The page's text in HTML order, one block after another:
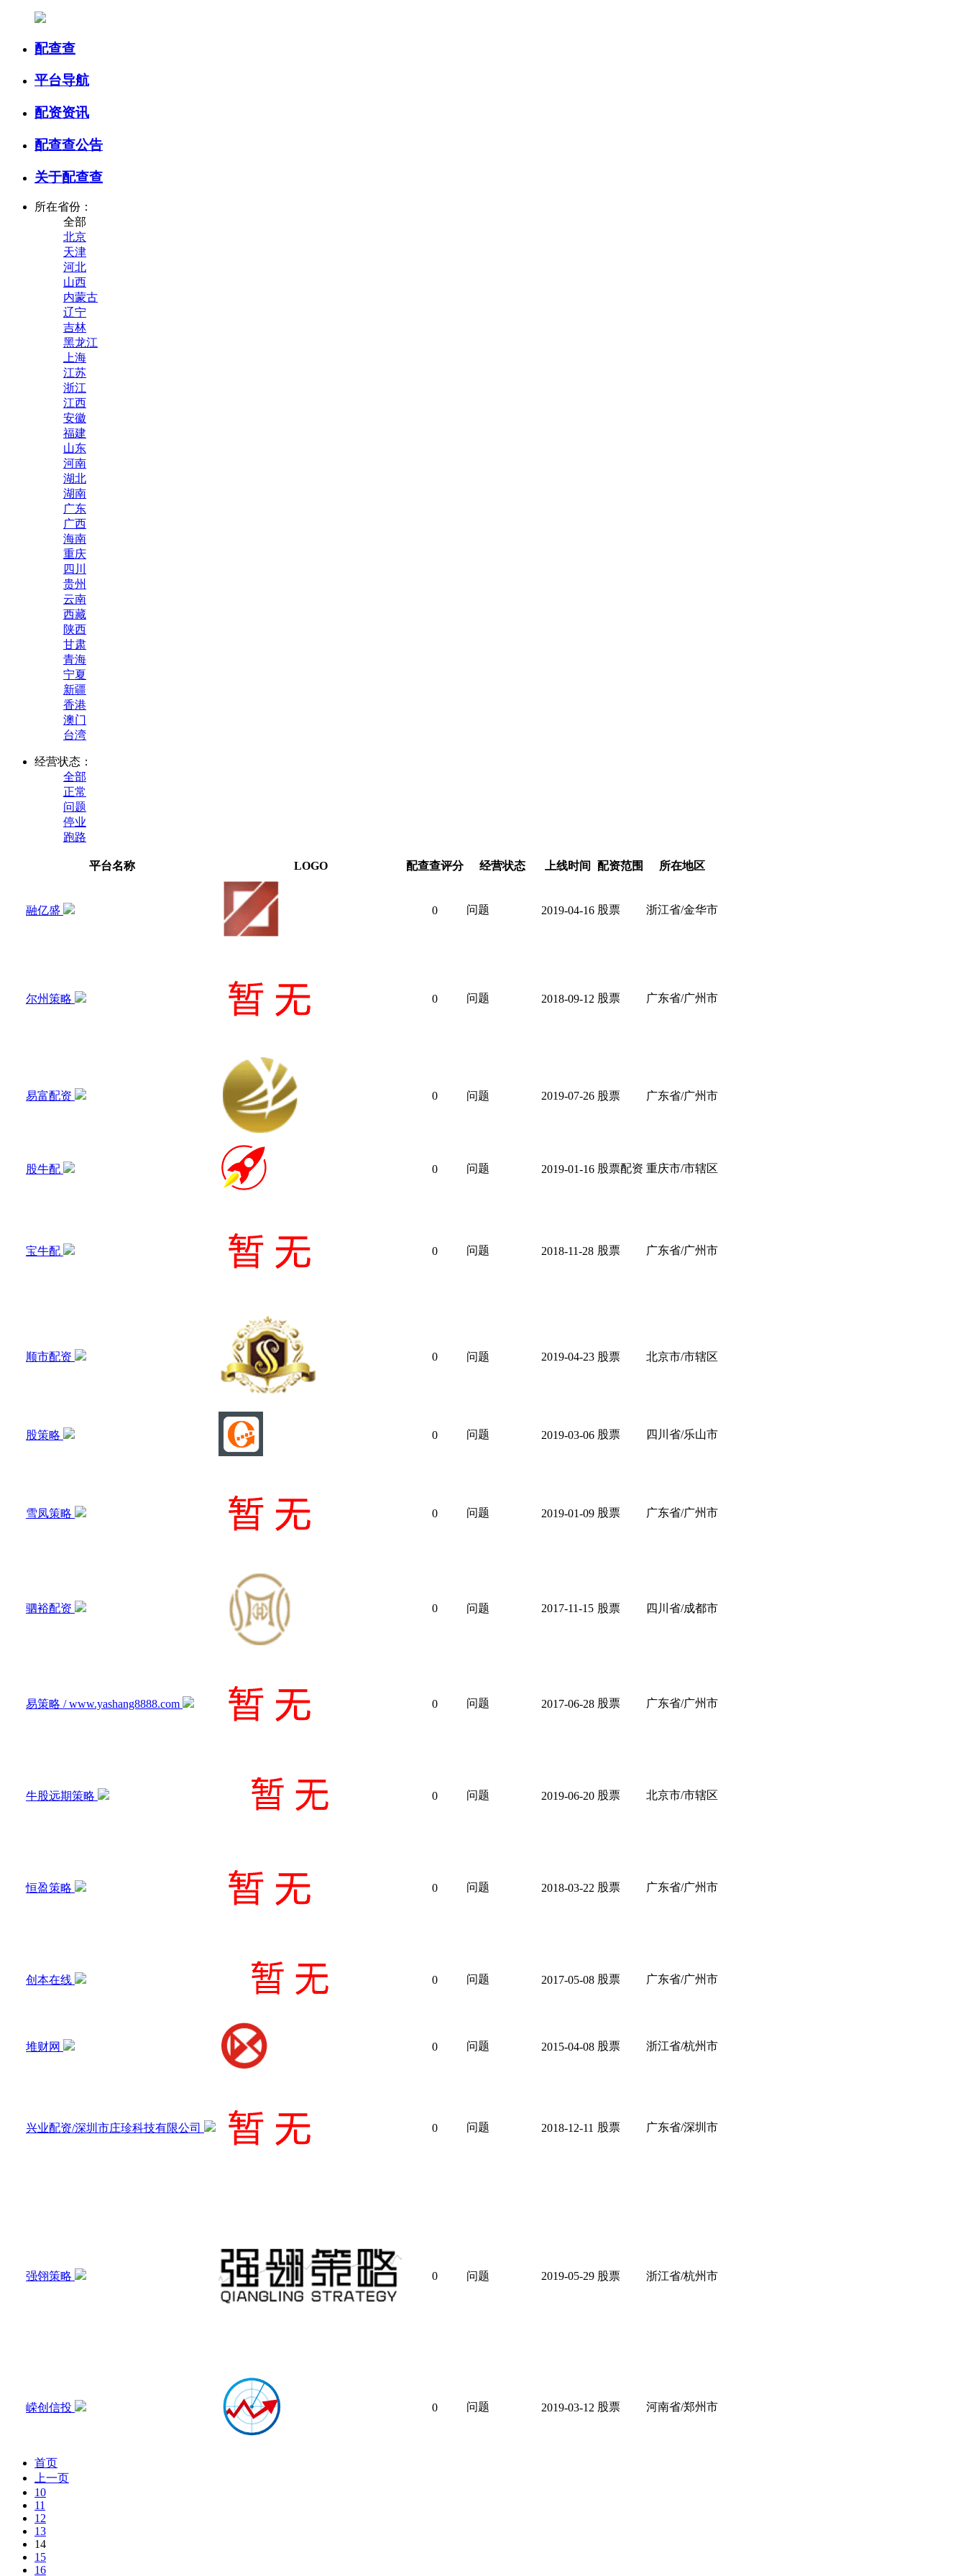
配查查
平台导航
配资资讯
配查查公告
关于配查查
所在省份：
全部
北京
天津
河北
山西
内蒙古
辽宁
吉林
黑龙江
上海
江苏
浙江
江西
安徽
福建
山东
河南
湖北
湖南
广东
广西
海南
重庆
四川
贵州
云南
西藏
陕西
甘肃
青海
宁夏
新疆
香港
澳门
台湾
经营状态：
全部
正常
问题
停业
跑路
平台名称 LOGO 配查查评分 经营状态 上线时间 配资范围 所在地区
融亿盛 0 问题 2019-04-16 股票 浙江省/金华市
尔州策略 0 问题 2018-09-12 股票 广东省/广州市
易富配资 0 问题 2019-07-26 股票 广东省/广州市
股牛配 0 问题 2019-01-16 股票配资 重庆市/市辖区
宝牛配 0 问题 2018-11-28 股票 广东省/广州市
顺市配资 0 问题 2019-04-23 股票 北京市/市辖区
股策略 0 问题 2019-03-06 股票 四川省/乐山市
雪凤策略 0 问题 2019-01-09 股票 广东省/广州市
驷裕配资 0 问题 2017-11-15 股票 四川省/成都市
易策略 / www.yashang8888.com 0 问题 2017-06-28 股票 广东省/广州市
牛股远期策略 0 问题 2019-06-20 股票 北京市/市辖区
恒盈策略 0 问题 2018-03-22 股票 广东省/广州市
创本在线 0 问题 2017-05-08 股票 广东省/广州市
堆财网 0 问题 2015-04-08 股票 浙江省/杭州市
兴业配资/深圳市庄珍科技有限公司 0 问题 2018-12-11 股票 广东省/深圳市
强翎策略 0 问题 2019-05-29 股票 浙江省/杭州市
嵘创信投 0 问题 2019-03-12 股票 河南省/郑州市
首页
上一页
10
11
12
13
14
15
16